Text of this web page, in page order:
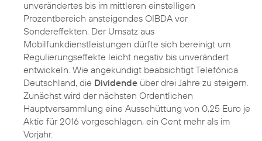
unverändertes bis im mittleren einstelligen
Prozentbereich ansteigendes OIBDA vor
Sondereffekten. Der Umsatz aus
Mobilfunkdienstleistungen dürfte sich bereinigt um
Regulierungseffekte leicht negativ bis unverändert
entwickeln. Wie angekündigt beabsichtigt Telefónica
Deutschland, die Dividende über drei Jahre zu steigern.
Zunächst wird der nächsten Ordentlichen
Hauptversammlung eine Ausschüttung von 0,25 Euro je
Aktie für 2016 vorgeschlagen, ein Cent mehr als im
Vorjahr.